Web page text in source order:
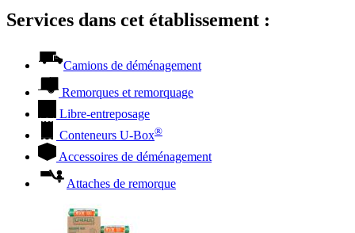
Services dans cet établissement :
Camions de déménagement
Remorques et remorquage
Libre-entreposage
Conteneurs U-Box®
Accessoires de déménagement
Attaches de remorque